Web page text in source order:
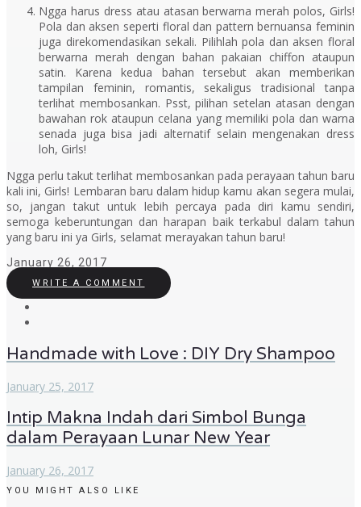
Ngga harus dress atau atasan berwarna merah polos, Girls!
Pola dan aksen seperti floral dan pattern bernuansa feminin
juga direkomendasikan sekali. Pilihlah pola dan aksen floral
berwarna merah dengan bahan pakaian chiffon ataupun
satin. Karena kedua bahan tersebut akan memberikan
tampilan feminin, romantis, sekaligus tradisional tanpa
terlihat membosankan. Psst, pilihan setelan atasan dengan
bawahan rok ataupun celana yang memiliki pola dan warna
senada juga bisa jadi alternatif selain mengenakan dress
loh, Girls!
Ngga perlu takut terlihat membosankan pada perayaan tahun baru
kali ini, Girls! Lembaran baru dalam hidup kamu akan segera mulai,
so, jangan takut untuk lebih percaya pada diri kamu sendiri,
semoga keberuntungan dan harapan baik terkabul dalam tahun
yang baru ini ya Girls, selamat merayakan tahun baru!
January 26, 2017
WRITE A COMMENT
Handmade with Love : DIY Dry Shampoo
January 25, 2017
Intip Makna Indah dari Simbol Bunga
dalam Perayaan Lunar New Year
January 26, 2017
YOU MIGHT ALSO LIKE